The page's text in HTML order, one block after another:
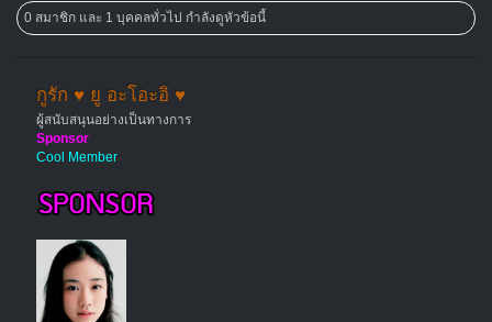
0 สมาชิก และ 1 บุคคลทั่วไป กำลังดูหัวข้อนี้
กูรัก ♥ ยู อะโอะอิ ♥
ผู้สนับสนุนอย่างเป็นทางการ
Sponsor
Cool Member